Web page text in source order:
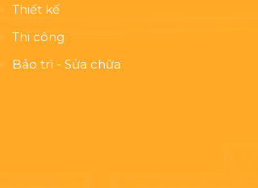
Thiết kế
Thi công
Bảo trì - Sửa chữa